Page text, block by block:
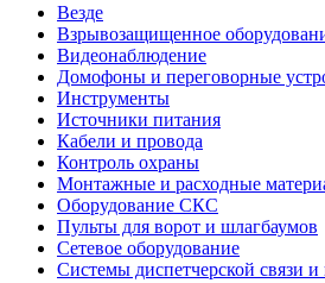
Везде
Взрывозащищенное
Видеонаблюдение
Домофоны и переговорные
Инструменты
Источники питания
Кабели и провода
Контроль охраны
Монтажные и расходные
Оборудование СКС
Пульты для ворот и шлагбаумов
Сетевое оборудование
Системы диспетчерской связи и